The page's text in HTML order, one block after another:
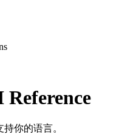
Reference
你的语言。